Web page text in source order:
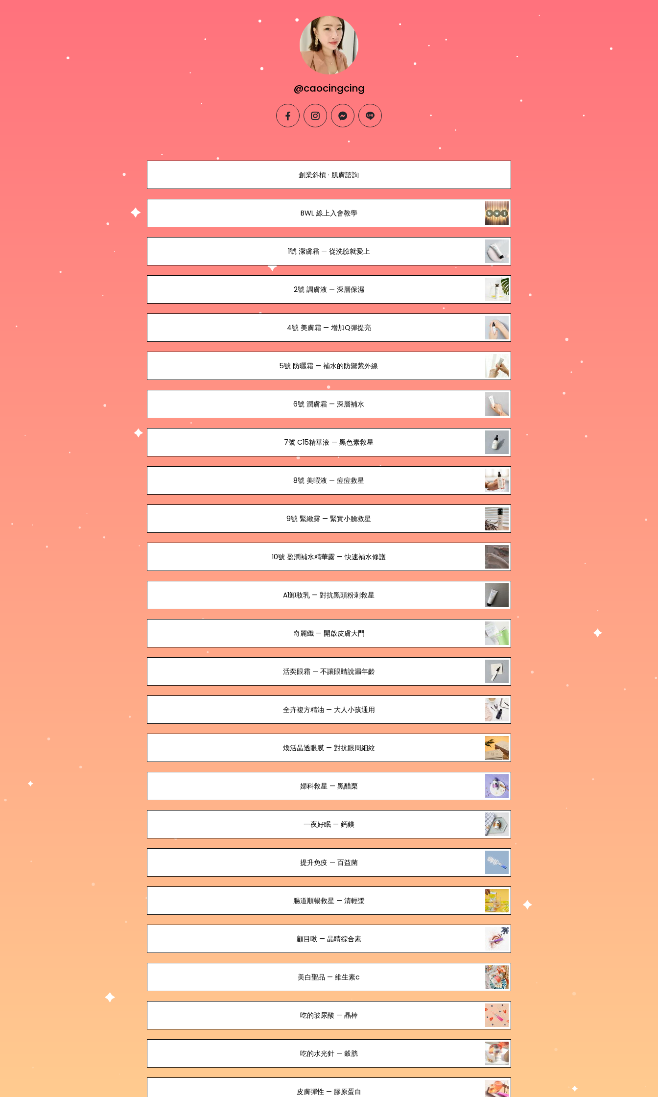
@caocingcing
facebookinstagrammessenger
line
創業斜槓 · 肌膚諮詢
BWL 線上入會教學
1號 潔膚霜 — 從洗臉就愛上
2號 調膚液 — 深層保濕
4號 美膚霜 — 增加Q彈提亮
5號 防曬霜 — 補水的防禦紫外線
6號 潤膚霜 — 深層補水
7號 C15精華液 — 黑色素救星
8號 美暇液 — 痘痘救星
9號 緊緻露 — 緊實小臉救星
10號 盈潤補水精華露 — 快速補水修護
A1卸妝乳 — 對抗黑頭粉刺救星
奇麗纖 — 開啟皮膚大門
活奕眼霜 — 不讓眼睛說漏年齡
全卉複方精油 — 大人小孩通用
煥活晶透眼膜 — 對抗眼周細紋
婦科救星 — 黑醋栗
一夜好眠 — 鈣鎂
提升免疫 — 百益菌
腸道順暢救星 — 清輕漿
顧目啾 — 晶睛綜合素
美白聖品 — 維生素c
吃的玻尿酸 — 晶棒
吃的水光針 — 穀胱
皮膚彈性 — 膠原蛋白